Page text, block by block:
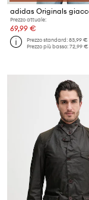
Prezzo attuale:
69,99 €
Prezzo standard:83,99 €
Prezzo più basso:72,99 €